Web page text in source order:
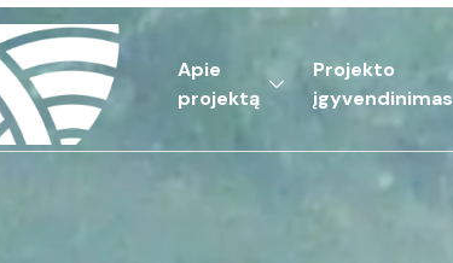
Apie
projektą
Projekto
įgyvendinimas